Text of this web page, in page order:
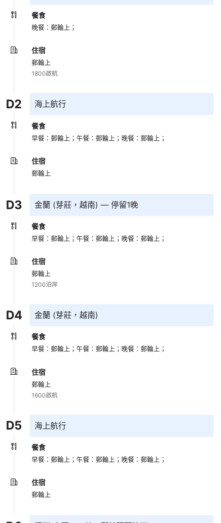
餐食
晚餐：郵輪上；
住宿
郵輪上
1800啟航
D2 海上航行
餐食
早餐：郵輪上；午餐：郵輪上； 晚餐：郵輪上；
住宿
郵輪上
D3 金蘭 (芽莊，越南) — 停留1晚
餐食
早餐：郵輪上；午餐：郵輪上； 晚餐：郵輪上；
住宿
郵輪上
1200泊岸
D4 金蘭 (芽莊，越南)
餐食
早餐：郵輪上；午餐：郵輪上； 晚餐：郵輪上；
住宿
郵輪上
1600啟航
D5 海上航行
餐食
早餐：郵輪上；午餐：郵輪上； 晚餐：郵輪上；
住宿
郵輪上